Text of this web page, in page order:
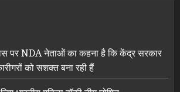
पर NDA नेताओं का कहना है कि केंद्र सरकार
को सशक्त बना रही हैं